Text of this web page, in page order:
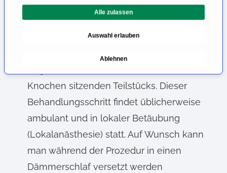
s
a
u
w
a
h
Alle zulassen
Auswahl erlauben
Ablehnen
eigentliche Behandlung beginnen. Es handelt
Knochen sitzenden Teilstücks. Dieser
Behandlungsschritt findet üblicherweise
ambulant und in lokaler Betäubung
(Lokalanästhesie) statt. Auf Wunsch kann
man während der Prozedur in einen
Dämmerschlaf versetzt werden